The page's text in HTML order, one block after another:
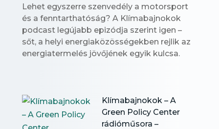
Lehet egyszerre szenvedély a motorsport
és a fenntarthatóság? A Klímabajnokok
podcast legújabb epizódja szerint igen –
sőt, a helyi energiaközösségekben rejlik az
energiatermelés jövőjének egyik kulcsa.
Klímabajnokok – A
Green Policy Center
rádióműsora –